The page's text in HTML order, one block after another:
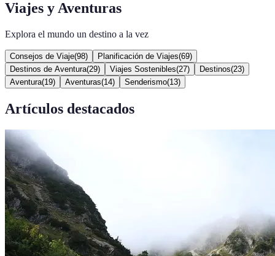
Viajes y Aventuras
Explora el mundo un destino a la vez
Consejos de Viaje(98) Planificación de Viajes(69)
Destinos de Aventura(29) Viajes Sostenibles(27) Destinos(23)
Aventura(19) Aventuras(14) Senderismo(13)
Artículos destacados